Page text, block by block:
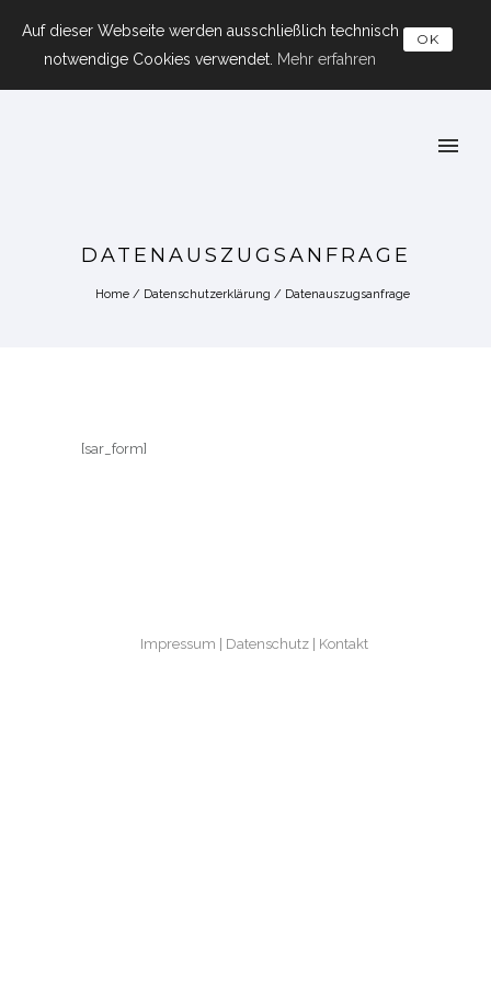
DATENAUSZUGSANFRAGE
Home / Datenschutzerklärung / Datenauszugsanfrage
[sar_form]
Impressum Datenschutz Kontakt
Auf dieser Webseite werden ausschließlich technisch
notwendige Cookies verwendet. Mehr erfahren
OK